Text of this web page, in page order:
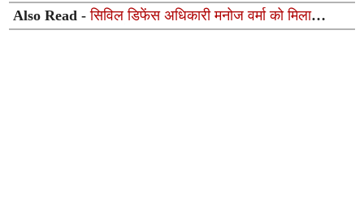
Also Read -सिविल डिफेंस अधिकारी मनोज वर्मा को मिला
‘ताइक्वांडो हॉल ऑफ फेम इंडिया 2026’ सम्मान